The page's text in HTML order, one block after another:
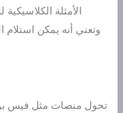
وتعني أنه يمكن
تحول منصات مثل فيس